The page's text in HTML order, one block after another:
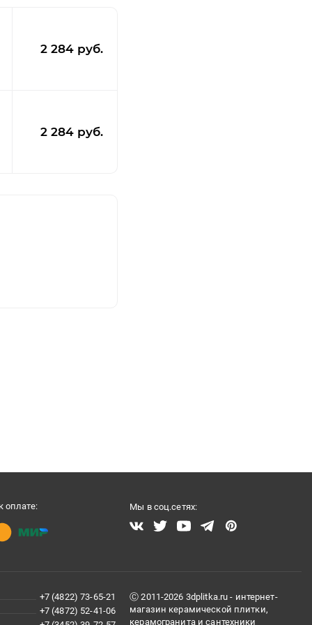
2 284 руб.
2 284 руб.
оплате: Мы в соц.сетях:
+7 (4822) 73-65-21
+7 (4872) 52-41-06
Ⓒ 2011-2026 3dplitka.ru - интернет-
магазин керамической плитки,
керамогранита и сантехники